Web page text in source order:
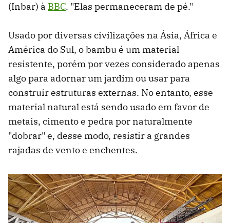
(Inbar) à BBC. "Elas permaneceram de pé."
Usado por diversas civilizações na Ásia, África e
América do Sul, o bambu é um material
resistente, porém por vezes considerado apenas
algo para adornar um jardim ou usar para
construir estruturas externas. No entanto, esse
material natural está sendo usado em favor de
metais, cimento e pedra por naturalmente
"dobrar" e, desse modo, resistir a grandes
rajadas de vento e enchentes.